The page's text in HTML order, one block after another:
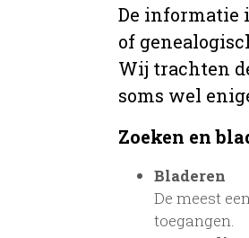
De informatie
of
Wij trachten
soms wel
Zoeken en
Bladeren
De meest
toegangen.